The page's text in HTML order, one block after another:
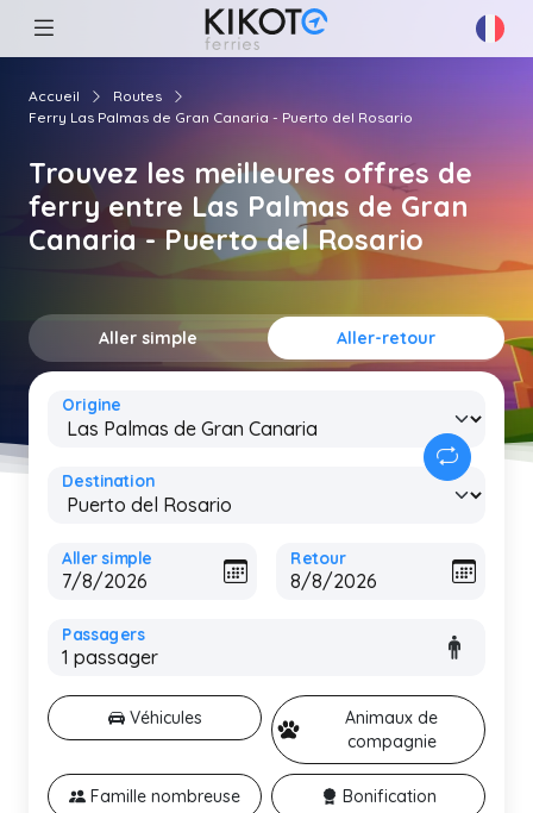
Accueil
Routes
Ferry Las Palmas de Gran Canaria - Puerto del Rosario
Trouvez les meilleures offres de
ferry entre Las Palmas de Gran
Canaria - Puerto del Rosario
Aller simple Aller-retour
Origine
Destination
Aller simple Retour
Passagers
Véhicules
Animaux de
compagnie
Famille nombreuse Bonification